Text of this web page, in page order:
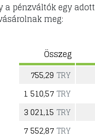
a pénzváltók egy adott
meg:
Összeg
755,29 TRY
1 510,57 TRY
3 021,15 TRY
7 552,87 TRY